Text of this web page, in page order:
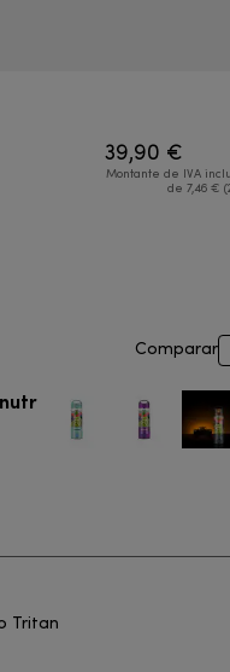
39,90 €
Montante de IVA
de 7,46 €
Comparar
Tritan